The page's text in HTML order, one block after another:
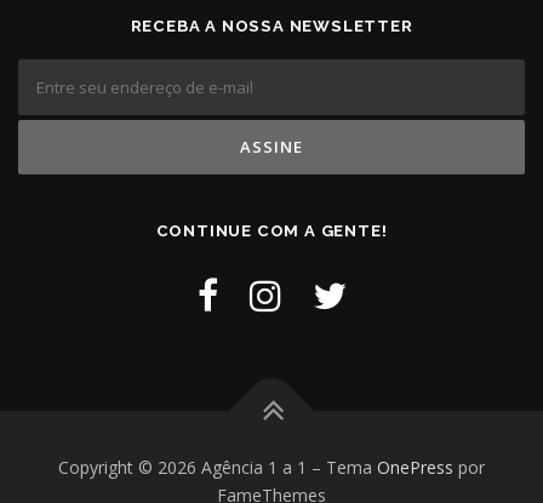
RECEBA A NOSSA NEWSLETTER
CONTINUE COM A GENTE!
Copyright © 2026 Agência 1 a 1 – Tema OnePress por
FameThemes